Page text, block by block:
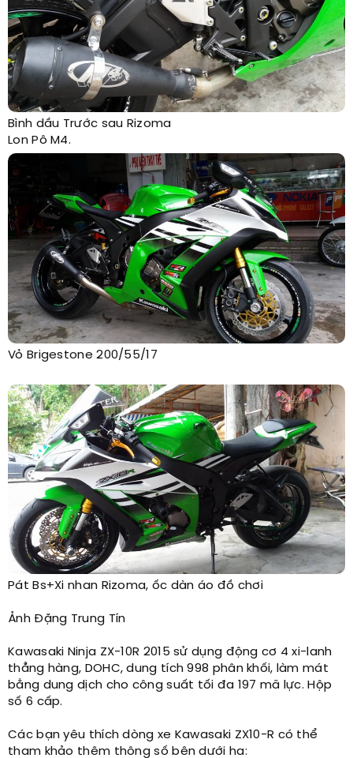
Bình dầu Trước sau Rizoma
Lon Pô M4.
Vỏ Brigestone 200/55/17
Pát Bs+Xi nhan Rizoma, ốc dàn áo đồ chơi​
Ảnh Đặng Trung Tín​
Kawasaki Ninja ZX-10R 2015 sử dụng động cơ 4 xi-lanh
thẳng hàng, DOHC, dung tích 998 phân khối, làm mát
bằng dung dịch cho công suất tối đa 197 mã lực. Hộp
số 6 cấp.
Các bạn yêu thích dòng xe Kawasaki ZX10-R có thể
tham khảo thêm thông số bên dưới ha: